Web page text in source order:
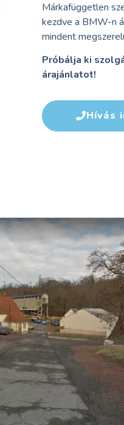
Márkafüggetlen
kezdve a BMW-n
mindent
Próbálja ki
árajánlatot!
Hívás